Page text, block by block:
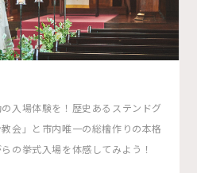
入場体験を！歴史あるステンドグ
会」と市内唯一の総檜作りの本格
の挙式入場を体感してみよう！